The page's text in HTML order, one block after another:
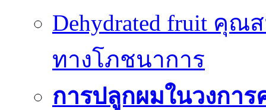
Dehydrated fruit คุ
ทางโภชนาการ
การปลูกผมในวงกา